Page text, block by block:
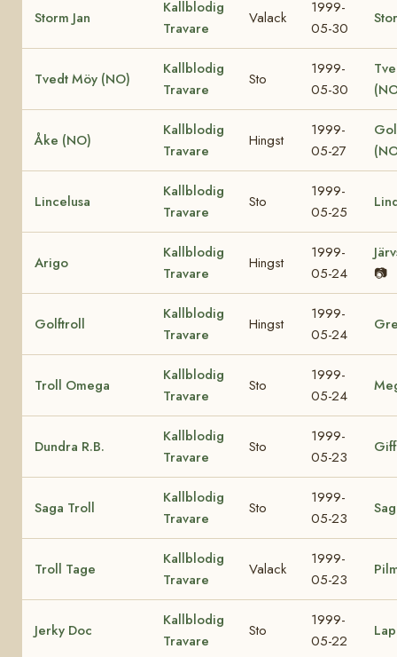
Storm Jan
Kallblodig
Travare
Valack
1999-
05-30
Tvedt Möy (NO)
Kallblodig
Travare
Sto
1999-
05-30
Åke (NO)
Kallblodig
Travare
Hingst
1999-
05-27
Lincelusa
Kallblodig
Travare
Sto
1999-
05-25
Arigo
Kallblodig
Travare
Hingst
1999-
05-24
📷
Golftroll
Kallblodig
Travare
Hingst
1999-
05-24
Troll Omega
Kallblodig
Travare
Sto
1999-
05-24
Dundra R.B.
Kallblodig
Travare
Sto
1999-
05-23
Saga Troll
Kallblodig
Travare
Sto
1999-
05-23
Troll Tage
Kallblodig
Travare
Valack
1999-
05-23
Jerky Doc
Kallblodig
Travare
Sto
1999-
05-22